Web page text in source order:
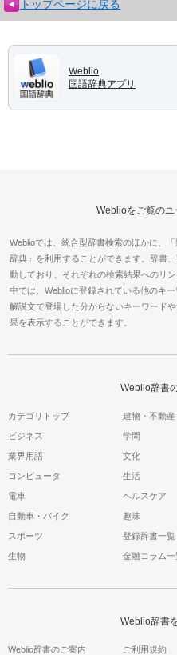
トップページに戻る
Weblio
国語辞典アプリ
Weblioをご覧の
Weblioでは、統合型辞書検索のほかに、
辞典」を利用することができます。辞書
動しており、それぞれの検索結果へのリ
中では、Weblioに登録されている他のキ
解説文で登場した分からないキーワード
果を表示することができます。
Weblio辞書
カテゴリトップ 建物・不動産
ビジネス 学問
業界用語 文化
コンピュータ 生活
電車 ヘルスケア
自動車・バイク 趣味
スポーツ 登録辞書一覧
生物 金融コラム一
Weblio辞書
Weblio辞書のご案内 ご利用規約